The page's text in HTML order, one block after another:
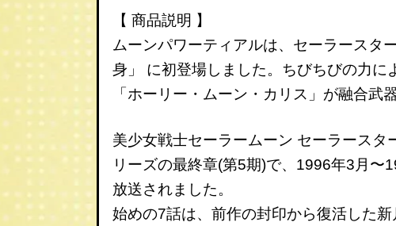
【 商品説明 】
ムーンパワーティアルは、セーラースタ
身」 に初登場しました。 ちびちびの力に
「ホーリー・ムーン・カリス」が融合武
美少女戦士セーラームーン セーラース
リーズの最終章(第5期)で、1996年3月
放送されました。
始めの7話は、前作の封印から復活した